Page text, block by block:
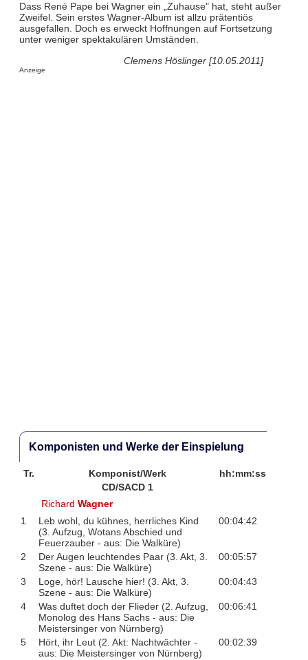
Dass René Pape bei Wagner ein „Zuhause" hat, steht außer
Zweifel. Sein erstes Wagner-Album ist allzu prätentiös
ausgefallen. Doch es erweckt Hoffnungen auf Fortsetzung
unter weniger spektakulären Umständen.
Clemens Höslinger [10.05.2011]
Anzeige
Komponisten und Werke der Einspielung
Tr. Komponist/Werk
hh:mm:ss
CD/SACD 1
RichardWagner
1
Leb wohl, du kühnes, herrliches Kind
(3. Aufzug, Wotans Abschied und
Feuerzauber - aus: Die Walküre)
00:04:42
2
Der Augen leuchtendes Paar (3. Akt, 3.
Szene - aus: Die Walküre)
00:05:57
3
Loge, hör! Lausche hier! (3. Akt, 3.
Szene - aus: Die Walküre)
00:04:43
4
Was duftet doch der Flieder (2. Aufzug,
Monolog des Hans Sachs - aus: Die
Meistersinger von Nürnberg)
00:06:41
5
Hört, ihr Leut (2. Akt: Nachtwächter -
aus: Die Meistersinger von Nürnberg)
00:02:39